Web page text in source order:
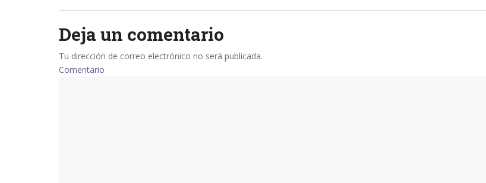
navigation
Deja un comentario
Tu dirección de correo electrónico no será publicada.
Comentario